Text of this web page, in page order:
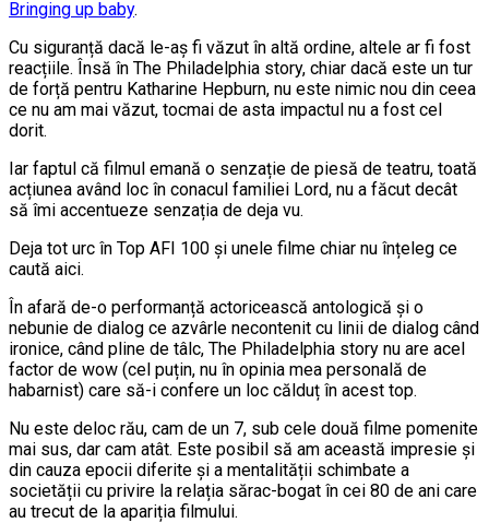
Bringing up baby.
Cu siguranță dacă le-aș fi văzut în altă ordine, altele ar fi fost
reacțiile. Însă în The Philadelphia story, chiar dacă este un tur
de forță pentru Katharine Hepburn, nu este nimic nou din ceea
ce nu am mai văzut, tocmai de asta impactul nu a fost cel
dorit.
Iar faptul că filmul emană o senzație de piesă de teatru, toată
acțiunea având loc în conacul familiei Lord, nu a făcut decât
să îmi accentueze senzația de deja vu.
Deja tot urc în Top AFI 100 și unele filme chiar nu înțeleg ce
caută aici.
În afară de-o performanță actoricească antologică și o
nebunie de dialog ce azvârle necontenit cu linii de dialog când
ironice, când pline de tâlc, The Philadelphia story nu are acel
factor de wow (cel puțin, nu în opinia mea personală de
habarnist) care să-i confere un loc călduț în acest top.
Nu este deloc rău, cam de un 7, sub cele două filme pomenite
mai sus, dar cam atât. Este posibil să am această impresie și
din cauza epocii diferite și a mentalității schimbate a
societății cu privire la relația sărac-bogat în cei 80 de ani care
au trecut de la apariția filmului.